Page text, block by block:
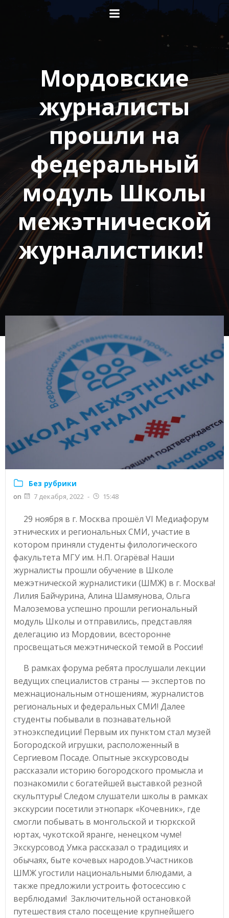
Перейти
к
Мордовские
журналисты
прошли на
федеральный
модуль Школы
межэтнической
журналистики!
Без рубрики
on 7 декабря, 2022 - 15:48
29 ноября в г. Москва прошёл VI Медиафорум
этнических и региональных СМИ, участие в
котором приняли студенты филологического
факультета МГУ им. Н.П. Огарёва! Наши
журналисты прошли обучение в Школе
межэтнической журналистики (ШМЖ) в г. Москва!
Лилия Байчурина, Алина Шамяунова, Ольга
Малоземова успешно прошли региональный
модуль Школы и отправились, представляя
делегацию из Мордовии, всесторонне
просвещаться межэтнической темой в России!
В рамках форума ребята прослушали лекции
ведущих специалистов страны — экспертов по
межнациональным отношениям, журналистов
региональных и федеральных СМИ! Далее
студенты побывали в познавательной
этноэкспедиции! Первым их пунктом стал музей
Богородской игрушки, расположенный в
Сергиевом Посаде. Опытные экскурсоводы
рассказали историю богородского промысла и
познакомили с богатейшей выставкой резной
скульптуры! Следом слушатели школы в рамках
экскурсии посетили этнопарк «Кочевник», где
смогли побывать в монгольской и тюркской
юртах, чукотской яранге, ненецком чуме!
Экскурсовод Умка рассказал о традициях и
обычаях, быте кочевых народов.Участников
ШМЖ угостили национальными блюдами, а
также предложили устроить фотосессию с
верблюдами! Заключительной остановкой
путешествия стало посещение крупнейшего